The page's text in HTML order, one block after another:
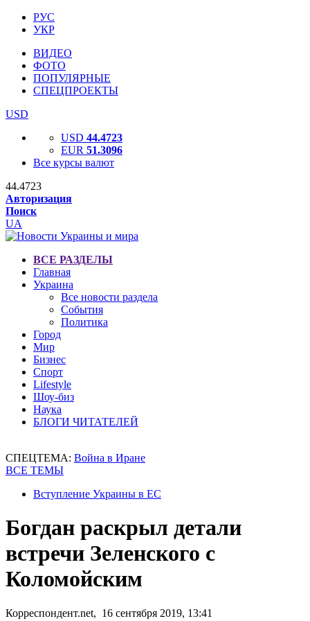
РУС
УКР
ВИДЕО
ФОТО
ПОПУЛЯРНЫЕ
СПЕЦПРОЕКТЫ
USD
USD 44.4723
EUR 51.3096
Все курсы валют
44.4723
Авторизация
Поиск
UA
ВСЕ РАЗДЕЛЫ
Главная
Украина
Все новости раздела
События
Политика
Город
Мир
Бизнес
Спорт
Lifestyle
Шоу-биз
Наука
БЛОГИ ЧИТАТЕЛЕЙ
СПЕЦТЕМА: Война в Иране
ВСЕ ТЕМЫ
Вступление Украины в ЕС
Богдан раскрыл детали
встречи Зеленского с
Коломойским
Корреспондент.net, 16 сентября 2019, 13:41